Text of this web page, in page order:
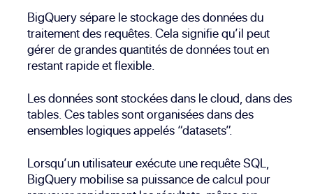
BigQuery sépare le stockage des données du
traitement des requêtes. Cela signifie qu’il peut
gérer de grandes quantités de données tout en
restant rapide et flexible.
Les données sont stockées dans le cloud, dans des
tables. Ces tables sont organisées dans des
ensembles logiques appelés “datasets”.
Lorsqu’un utilisateur exécute une requête SQL,
BigQuery mobilise sa puissance de calcul pour